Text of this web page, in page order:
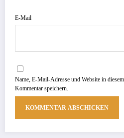
E-Mail
Name, E-Mail-Adresse und Website in
Kommentar speichern.